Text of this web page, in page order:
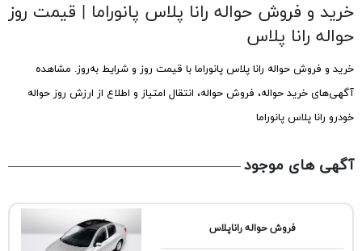
خرید و فروش حواله رانا پلاس پانوراما | قیمت روز
حواله رانا پلاس
خرید و فروش حواله رانا پلاس پانوراما با قیمت روز و شرایط به‌روز. مشاهده
آگهی‌های خرید حواله، فروش حواله، انتقال امتیاز و اطلاع از ارزش روز حواله
خودرو رانا پلاس پانوراما
آگهی های موجود
فروش حواله راناپلاس